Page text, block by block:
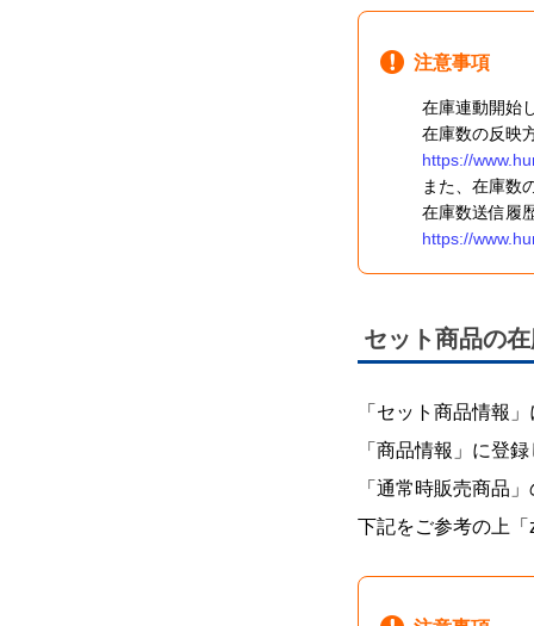
注意事項
在庫連動開始
在庫数の反映
https://
また、在庫数
在庫数送信履
https://
セット商品の
「セット商品情報
「商品情報」に登
「通常時販売商品
下記をご参考の上